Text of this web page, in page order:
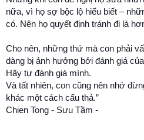
nữa, vì họ sợ bộc lộ hiểu biết –
có. Nên họ quyết định tránh đi là
Cho nên, những thứ mà con phải
dàng bị ảnh hưởng bởi đánh giá
Hãy tự đánh giá mình.
Và tất nhiên, con cũng nên nhớ
khác một cách cẩu thả.”
Chien Tong - Sưu Tầm -